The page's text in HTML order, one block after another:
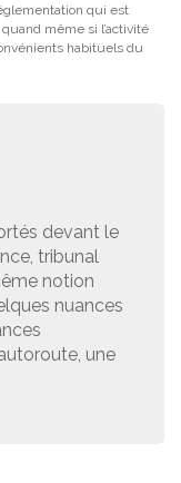
qui est
même si l’activité
habituels du
devant le
tribunal
notion
nuances
une